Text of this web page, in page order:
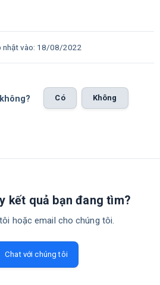
nhật vào: 18/08/2022
Có Không
kết quả bạn đang tìm?
hoặc email cho chúng tôi.
Chat với chúng tôi